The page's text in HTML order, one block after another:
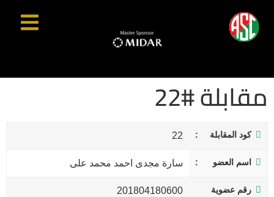
مقابلة #22
كود المقابلة 22
اسم العضو سارة مجدى احمد محمد على
رقم عضوية
201804180600